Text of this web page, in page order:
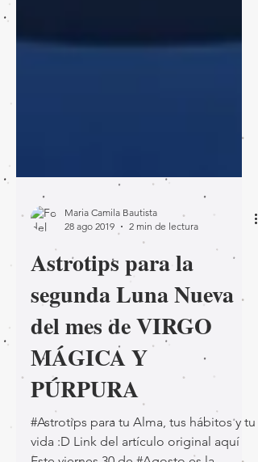
Maria Camila Bautista
28 ago 2019
2 min de lectura
Astrotips para la
segunda Luna Nueva
del mes de VIRGO
MÁGICA Y
PÚRPURA
#Astrotips para tu Alma, tus hábitos y tu